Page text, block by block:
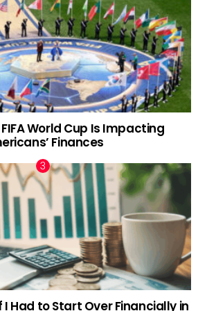
World Cup Is Impacting
Finances
I Had to Start Over Financially in